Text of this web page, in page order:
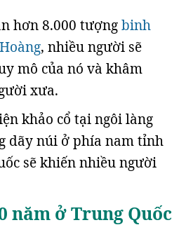
hơn 8.000 tượngbinh
, nhiều người sẽ
mô của nó và khâm
xưa.
khảo cổ tại ngôi làng
dãy núi ở phía nam tỉnh
sẽ khiến nhiều người
năm ở Trung Quốc